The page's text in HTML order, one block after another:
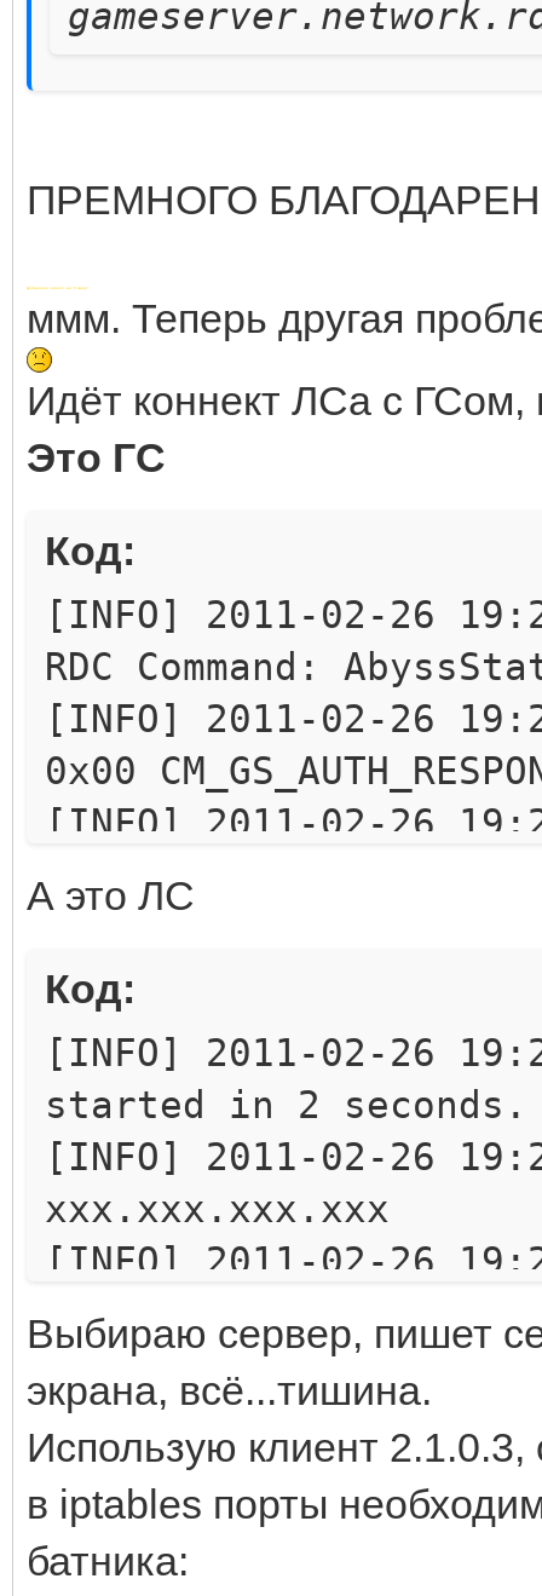
ПРЕМНОГО БЛАГОДАРЕН!
Добавлено через 1 час 5 минут
ммм. Теперь другая
Идёт коннект ЛСа с ГСом,
Это ГС
Код:
[INFO] 2011-02-26
RDC Command:
[INFO] 2011-02-26
0x00
[INFO] 2011-02-26
Server listening on
[INFO] 2011-02-26
0x04 SM_ACCOUNT_LIST
[INFO] 2011-02-26
Rankings were
[INFO] 2011-02-26
0x06
0x07
А это ЛС
Код:
[INFO] 2011-02-26
started in 2 seconds.
[INFO] 2011-02-26
ххх.ххх.ххх.ххх
[INFO] 2011-02-26
0x00 CM_GS_AUTH
[INFO] 2011-02-26
0x00
[INFO] 2011-02-26
0x04 CM_ACCOUNT_LIST
[INFO] 2011-02-26
Выбираю сервер, пишет
экрана, всё...тишина.
Использую клиент 2.1.0.3,
в iptables порты
батника: